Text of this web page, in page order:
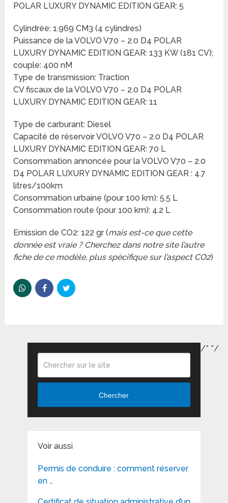
POLAR LUXURY DYNAMIC EDITION GEAR: 5
Cylindrée: 1.969 CM3 (4 cylindres)
Puissance de la VOLVO V70 – 2.0 D4 POLAR
LUXURY DYNAMIC EDITION GEAR: 133 KW (181 CV);
couple: 400 nM
Type de transmission: Traction
CV fiscaux de la VOLVO V70 – 2.0 D4 POLAR
LUXURY DYNAMIC EDITION GEAR: 11
Type de carburant: Diesel
Capacité de réservoir VOLVO V70 – 2.0 D4 POLAR
LUXURY DYNAMIC EDITION GEAR: 70 L
Consommation annoncée pour la VOLVO V70 – 2.0
D4 POLAR LUXURY DYNAMIC EDITION GEAR : 4.7
litres/100km
Consommation urbaine (pour 100 km): 5.5 L
Consommation route (pour 100 km): 4.2 L
Emission de CO2: 122 gr (mais est-ce que cette
donnée est vraie ? Cherchez dans notre site l’autre
fiche de ce modèle, plus spécifique sur l’aspect CO2)
Chercher
Voir aussi
Permis de conduire : comment réserver
en …
/* */